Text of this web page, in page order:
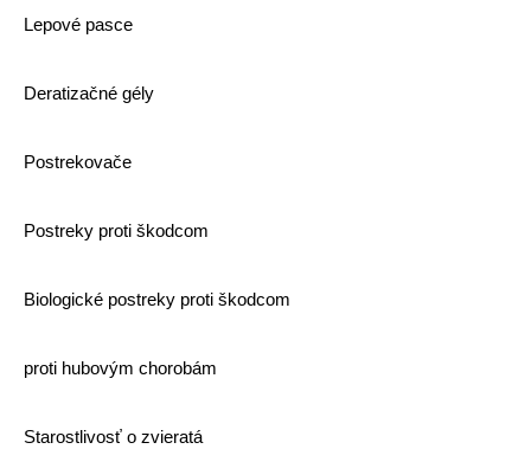
Lepové pasce
Deratizačné gély
Postrekovače
Postreky proti škodcom
Biologické postreky proti škodcom
proti hubovým chorobám
Starostlivosť o zvieratá